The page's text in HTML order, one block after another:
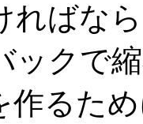
ればな
ックで
作るた